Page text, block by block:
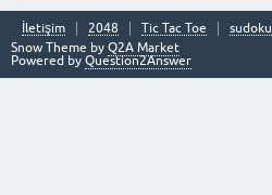
İletişim 2048 Tic Tac Toe sudoku
Snow Theme by Q2A Market
Powered by Question2Answer